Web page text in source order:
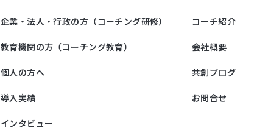
企業・法人・行政の方（コーチング研修） コーチ紹介
教育機関の方（コーチング教育） 会社概要
個人の方へ 共創ブログ
導入実績 お問合せ
インタビュー